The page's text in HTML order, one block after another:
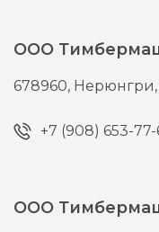
ООО
678960,
+7 (908) 653-77-
ООО